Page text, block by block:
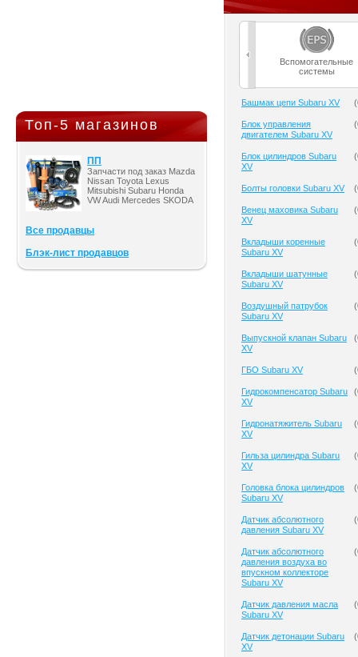
Топ-5 магазинов
ПП
Запчасти под заказ Mazda
Nissan Toyota Lexus
Mitsubishi Subaru Honda
VW Audi Mercedes SKODA
Все продавцы
Блэк-лист продавцов
Вспомогательные
системы
Башмак цепи Subaru XV (
Блок управления
двигателем Subaru XV
(
Блок цилиндров Subaru
XV
(
Болты головки Subaru XV (
Венец маховика Subaru
XV
(
Вкладыши коренные
Subaru XV
(
Вкладыши шатунные
Subaru XV
(
Воздушный патрубок
Subaru XV
(
Выпускной клапан Subaru
XV
(
ГБО Subaru XV (
Гидрокомпенсатор Subaru
XV
(
Гидронатяжитель Subaru
XV
(
Гильза цилиндра Subaru
XV
(
Головка блока цилиндров
Subaru XV
(
Датчик абсолютного
давления Subaru XV
(
Датчик абсолютного
давления воздуха во
впускном коллекторе
Subaru XV
(
Датчик давления масла
Subaru XV
(
Датчик детонации Subaru
XV
(